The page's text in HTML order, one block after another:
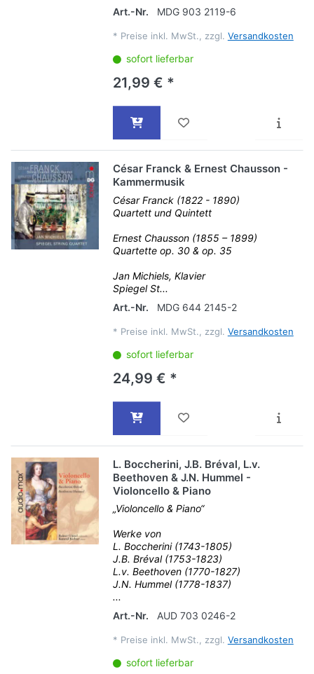
Art.-Nr.
MDG 903 2119-6
* Preise inkl. MwSt., zzgl. Versandkosten
sofort lieferbar
21,99 € *
César Franck & Ernest Chausson -
Kammermusik
César Franck (1822 - 1890)
Quartett und Quintett
Ernest Chausson (1855 – 1899)
Quartette op. 30 & op. 35
Jan Michiels, Klavier
Spiegel St...
Art.-Nr.
MDG 644 2145-2
* Preise inkl. MwSt., zzgl. Versandkosten
sofort lieferbar
24,99 € *
L. Boccherini, J.B. Bréval, L.v.
Beethoven & J.N. Hummel -
Violoncello & Piano
„Violoncello & Piano“
Werke von
L. Boccherini (1743-1805)
J.B. Bréval (1753-1823)
L.v. Beethoven (1770-1827)
J.N. Hummel (1778-1837)
...
Art.-Nr.
AUD 703 0246-2
* Preise inkl. MwSt., zzgl. Versandkosten
sofort lieferbar